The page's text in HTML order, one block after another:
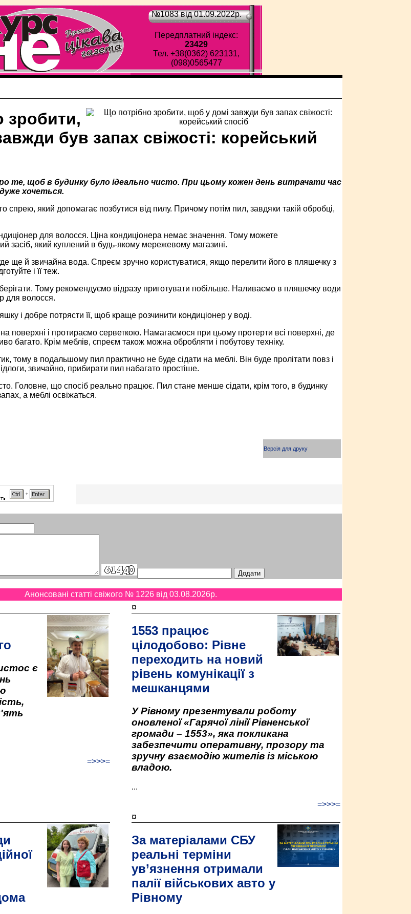
№1083 від 01.09.2022p.
Передплатний індекс:
23429
Тел. +38(0362) 623131,
(098)0565477
зробити,
був запах свіжості: корейський
те, щоб в будинку було ідеально чисто. При цьому кожен день витрачати час
хочеться.
спрею, який допомагає позбутися від пилу. Причому потім пил, завдяки такій обробці,
для волосся. Ціна кондиціонера немає значення. Тому можете
засіб, який куплений в будь-якому мережевому магазині.
ще й звичайна вода. Спреєм зручно користуватися, якщо перелити його в пляшечку з
і її теж.
Тому рекомендуємо відразу приготувати побільше. Наливаємо в пляшечку води
для волосся.
і добре потрясти її, щоб краще розчинити кондиціонер у воді.
поверхні і протираємо серветкою. Намагаємося при цьому протерти всі поверхні, де
багато. Крім меблів, спреєм також можна обробляти і побутову техніку.
тому в подальшому пил практично не буде сідати на меблі. Він буде пролітати повз і
звичайно, прибирати пил набагато простіше.
Головне, що спосіб реально працює. Пил стане менше сідати, крім того, в будинку
а меблі освіжаться.
Версія для друку
Анонсовані статті свіжого № 1226 від 03.08.2026p.
є
=>>>=
¤
1553 працює
цілодобово: Рівне
переходить на новий
рівень комунікації з
мешканцями
У Рівному презентували роботу
оновленої «Гарячої лінії Рівненської
громади – 1553», яка покликана
забезпечити оперативну, прозору та
зручну взаємодію жителів із міською
владою.
...
=>>>=
¤
За матеріалами СБУ
реальні терміни
ув’язнення отримали
палії військових авто у
Рівному